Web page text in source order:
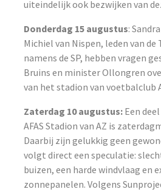
uiteindelijk ook bezwijken van
Donderdag 15 augustus:
Michiel van Nispen, leden van de
namens de SP, hebben vragen
Bruins en minister Ollongren
van het stadion van voetbalclub
Zaterdag 10 augustus: Een
AFAS Stadion van AZ is
Daarbij zijn gelukkig geen
volgt direct een speculatie:
buizen, een harde windvlaag en
zonnepanelen. Volgens